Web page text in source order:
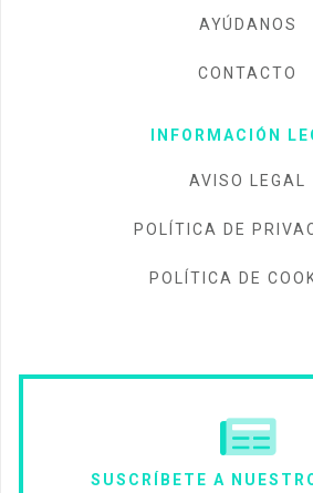
AYÚDANOS
CONTACTO
INFORMACIÓN
AVISO LEGAL
POLÍTICA DE
POLÍTICA DE
SUSCRÍBETE A